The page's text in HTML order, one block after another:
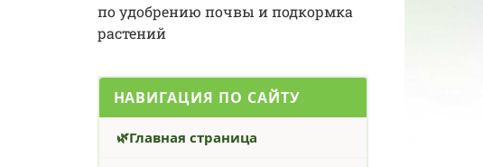
по удобрению почвы и подкормка
растений
НАВИГАЦИЯ ПО САЙТУ
Главная страница